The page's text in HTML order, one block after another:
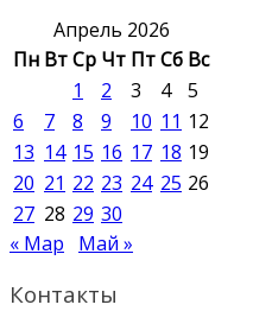
Апрель 2026
Пн ВтСр Чт ПтСб Вс
1
2 3 4
5
6
7 8 9 10 11 12
13 14 15 16 17 18 19
20 21 22 23 24 25 26
27 28 29 30
« Мар
Май »
Контакты